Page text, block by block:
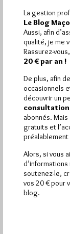
Hier samedi 8
et2 926
La gestion
Le Blog
Aussi, afin
qualité, je me
Rassurez-vous,
20 € par an !
De plus, afin
occasionnels
découvrir un
abonnés.
gratuits et
Alors, si vous
soutenez-le,
vos 20 € pour
blog.